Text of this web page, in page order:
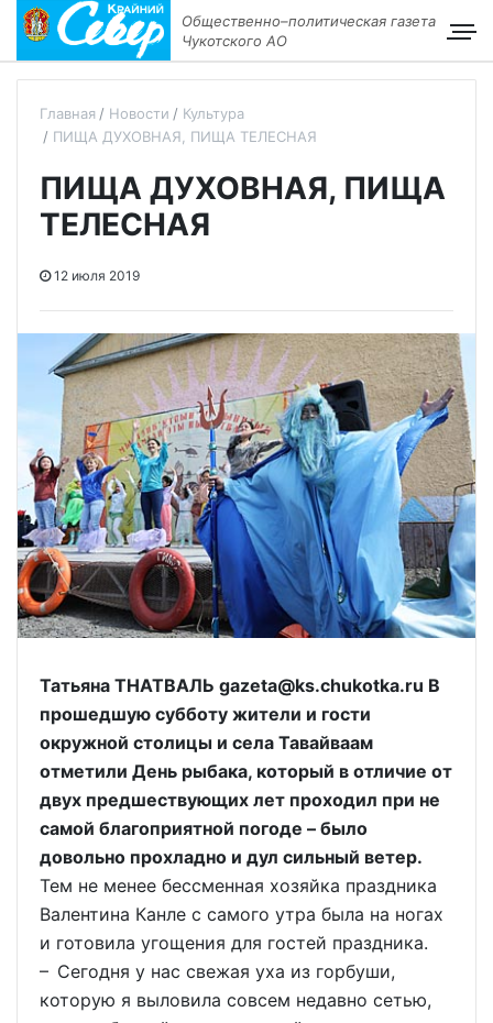
Общественно–политическая газета
Чукотского АО
Главная Новости
Культура
ПИЩА ДУХОВНАЯ, ПИЩА ТЕЛЕСНАЯ
ПИЩА ДУХОВНАЯ, ПИЩА
ТЕЛЕСНАЯ
12 июля 2019
Татьяна ТНАТВАЛЬ gazeta@ks.chukotka.ru В
прошедшую субботу жители и гости
окружной столицы и села Тавайваам
отметили День рыбака, который в отличие от
двух предшествующих лет проходил при не
самой благоприятной погоде – было
довольно прохладно и дул сильный ветер.
Тем не менее бессменная хозяйка праздника
Валентина Канле с самого утра была на ногах
и готовила угощения для гостей праздника.
– Сегодня у нас свежая уха из горбуши,
которую я выловила совсем недавно сетью,